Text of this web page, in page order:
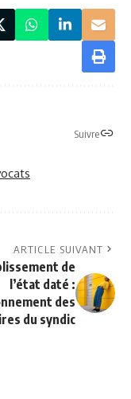
Suivre
ARTICLE SUIVANT
de
l’état daté :
des
du syndic